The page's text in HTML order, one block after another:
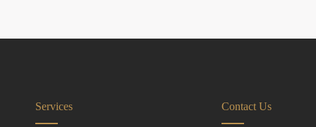
Services Contact Us